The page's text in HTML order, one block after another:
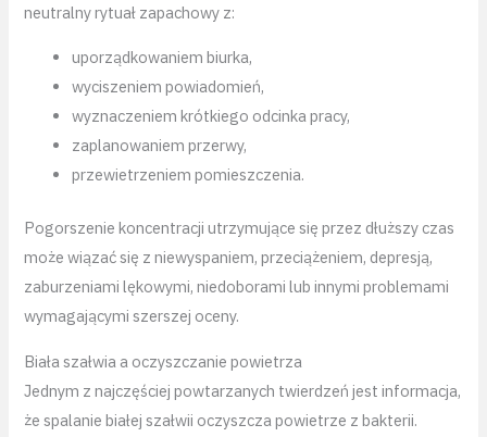
neutralny rytuał zapachowy z:
uporządkowaniem biurka,
wyciszeniem powiadomień,
wyznaczeniem krótkiego odcinka pracy,
zaplanowaniem przerwy,
przewietrzeniem pomieszczenia.
Pogorszenie koncentracji utrzymujące się przez dłuższy czas
może wiązać się z niewyspaniem, przeciążeniem, depresją,
zaburzeniami lękowymi, niedoborami lub innymi problemami
wymagającymi szerszej oceny.
Biała szałwia a oczyszczanie powietrza
Jednym z najczęściej powtarzanych twierdzeń jest informacja,
że spalanie białej szałwii oczyszcza powietrze z bakterii.